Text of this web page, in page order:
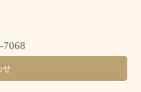
7068
せ